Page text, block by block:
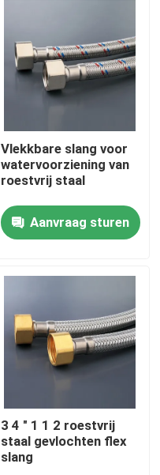
Vlekkbare slang voor
watervoorziening van
roestvrij staal
Aanvraag sturen
3 4 " 1 1 2 roestvrij
staal gevlochten flex
slang